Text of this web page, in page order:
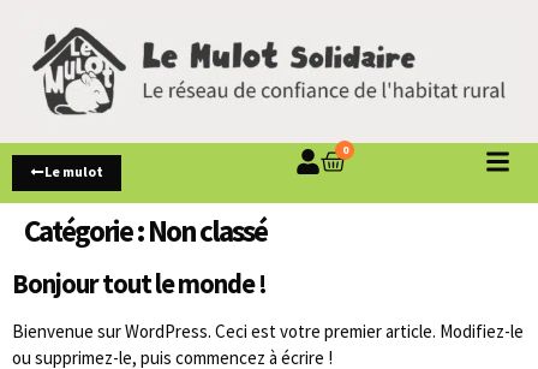
Le mulot
0
Catégorie :Non classé
Bonjour tout le monde !
Bienvenue sur WordPress. Ceci est votre premier article. Modifiez-le
ou supprimez-le, puis commencez à écrire !